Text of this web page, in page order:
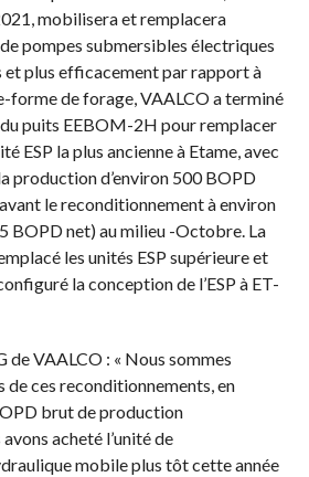
mobilisera et remplacera
pompes submersibles électriques
et plus efficacement par rapport à
forme de forage, VAALCO a terminé
puits EEBOM-2H pour remplacer
ESP la plus ancienne à Etame, avec
production d’environ 500 BOPD
le reconditionnement à environ
BOPD net) au milieu -Octobre. La
les unités ESP supérieure et
la conception de l’ESP à ET-
VAALCO : « Nous sommes
ces reconditionnements, en
brut de production
acheté l’unité de
mobile plus tôt cette année